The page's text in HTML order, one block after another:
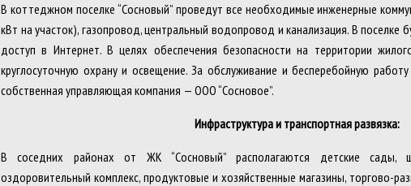
В коттеджном поселке “Сосновый” проведут все необходимые инженерные
кВт на участок), газопровод, центральный водопровод и канализация. В поселке
доступ в Интернет. В целях обеспечения безопасности на территории
круглосуточную охрану и освещение. За обслуживание и бесперебойную
собственная управляющая компания — ООО “Сосновое”.
Инфраструктура и транспортная развязка:
В соседних районах от ЖК “Сосновый” располагаются детские сады,
оздоровительный комплекс, продуктовые и хозяйственные магазины, торгово-